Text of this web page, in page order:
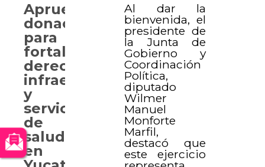
Al dar la
bienvenida, el
presidente de
la Junta de
Gobierno y
Coordinación
Política,
diputado
Wilmer
Manuel
Monforte
Marfil,
destacó que
este ejercicio
Aprueban
donaciones
para
fortalecer
derechos,
infraestructura
y
servicios
de
salud
en